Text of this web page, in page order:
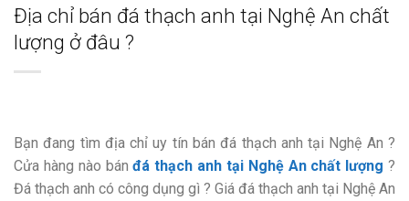
Địa chỉ bán đá thạch anh tại Nghệ An chất
lượng ở đâu ?
Bạn đang tìm địa chỉ uy tín bán đá thạch anh tại Nghệ An ?
Cửa hàng nào bán đá thạch anh tại Nghệ An chất lượng ?
Đá thạch anh có công dụng gì ? Giá đá thạch anh tại Nghệ An